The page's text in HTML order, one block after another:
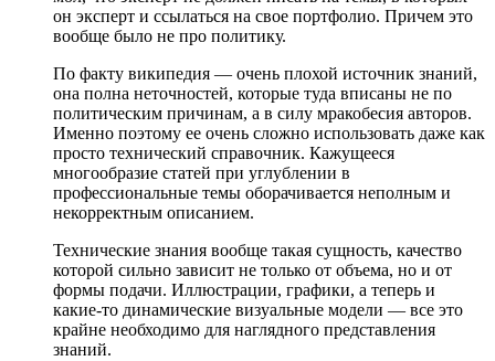
он эксперт и ссылаться на свое портфолио. Причем это
вообще было не про политику.
По факту википедия — очень плохой источник знаний,
она полна неточностей, которые туда вписаны не по
политическим причинам, а в силу мракобесия авторов.
Именно поэтому ее очень сложно использовать даже как
просто технический справочник. Кажущееся
многообразие статей при углублении в
профессиональные темы оборачивается неполным и
некорректным описанием.
Технические знания вообще такая сущность, качество
которой сильно зависит не только от объема, но и от
формы подачи. Иллюстрации, графики, а теперь и
какие-то динамические визуальные модели — все это
крайне необходимо для наглядного представления
знаний.